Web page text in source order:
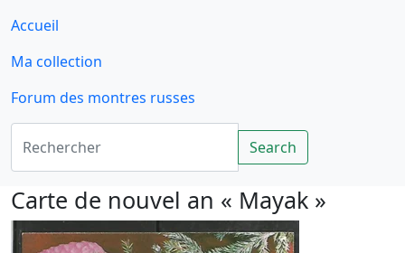
Accueil
Ma collection
Forum des montres russes
Rechercher
Search
Carte de nouvel an « Mayak »